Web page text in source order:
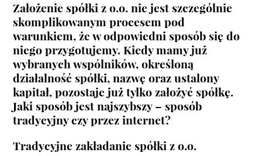
Założenie spółki z o.o. nie jest szczególnie
skomplikowanym procesem pod
warunkiem, że w odpowiedni sposób się do
niego przygotujemy. Kiedy mamy już
wybranych wspólników, określoną
działalność spółki, nazwę oraz ustalony
kapitał, pozostaje już tylko założyć spółkę.
Jaki sposób jest najszybszy – sposób
tradycyjny czy przez internet?
Tradycyjne zakładanie spółki z o.o.